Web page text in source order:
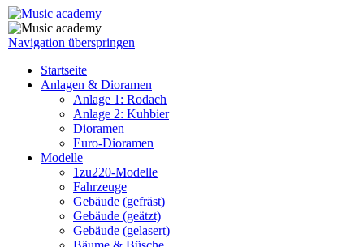
Navigation überspringen
Startseite
Anlagen & Dioramen
Anlage 1: Rodach
Anlage 2: Kuhbier
Dioramen
Euro-Dioramen
Modelle
1zu220-Modelle
Fahrzeuge
Gebäude (gefräst)
Gebäude (geätzt)
Gebäude (gelasert)